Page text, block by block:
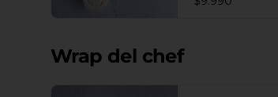
Wrap del chef